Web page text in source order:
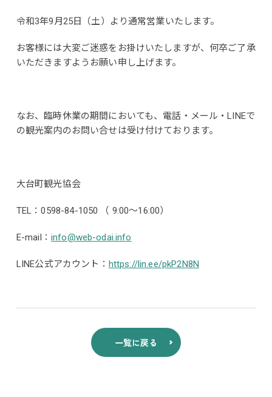
令和3年9月25日（土）より通常営業いたします。
お客様には大変ご迷惑をお掛けいたしますが、何卒ご了承
いただきますようお願い申し上げます。
なお、臨時休業の期間においても、電話・メール・LINEで
の観光案内のお問い合せは受け付けております。
大台町観光協会
TEL：0598-84-1050 （ 9:00～16:00）
E-mail： info@web-odai.info
LINE公式アカウント： https://lin.ee/pkP2N8N
一覧に戻る